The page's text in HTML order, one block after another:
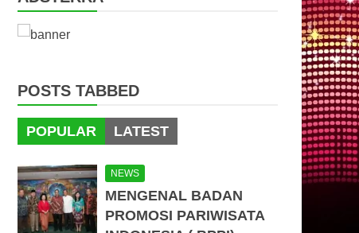
POSTS TABBED
POPULAR LATEST
NEWS
MENGENAL BADAN
PROMOSI PARIWISATA